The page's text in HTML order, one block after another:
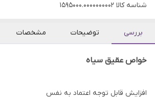
شناسه کالا 1595000.0000000002
بررسی توضیحات مشخصات
خواص عقیق سیاه
افزايش قابل توجه اعتماد به نفس